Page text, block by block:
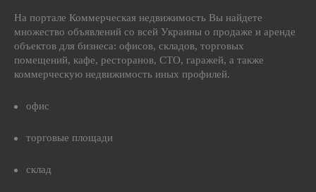
На портале Коммерческая недвижимость Вы найдете
множество объявлений со всей Украины о продаже и аренде
объектов для бизнеса: офисов, складов, торговых
помещений, кафе, ресторанов, СТО, гаражей, а также
коммерческую недвижимость иных профилей.
офис
торговые площади
склад